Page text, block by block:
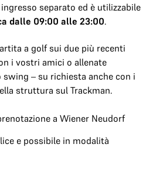
separato ed è utilizzabile
dalle 09:00 alle 23:00.
a golf sui due più recenti
i vostri amici o allenate
– su richiesta anche con i
struttura sul Trackman.
a Wiener Neudorf
e possibile in modalità